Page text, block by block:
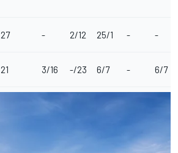
27 - 2/12 25/1 - -
21 3/16 -/23 6/7 - 6/7